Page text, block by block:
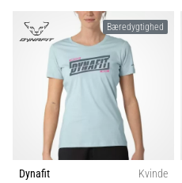
Bæredygtighed
Dynafit
Kvinde